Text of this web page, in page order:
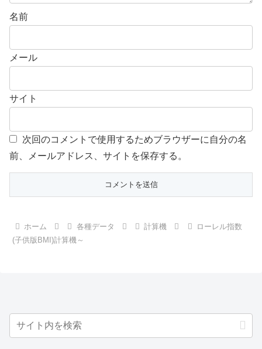
名前
メール
サイト
次回のコメントで使用するためブラウザーに自分の名
前、メールアドレス、サイトを保存する。
ホーム 各種データ 計算機
ローレル指数
(子供版BMI)計算機～